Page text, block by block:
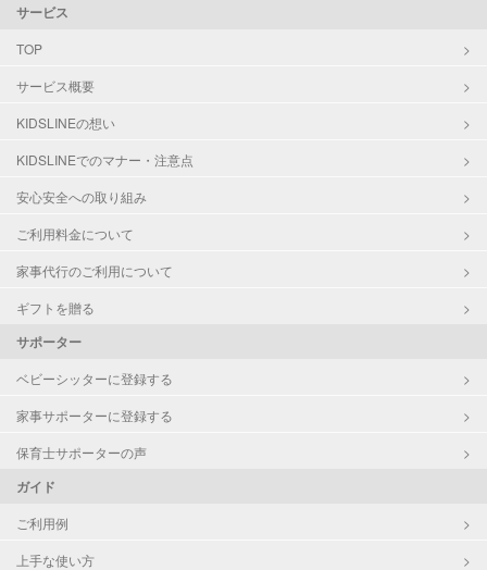
サービス
TOP
サービス概要
KIDSLINEの想い
KIDSLINEでのマナー・注意点
安心安全への取り組み
ご利用料金について
家事代行のご利用について
ギフトを贈る
サポーター
ベビーシッターに登録する
家事サポーターに登録する
保育士サポーターの声
ガイド
ご利用例
上手な使い方